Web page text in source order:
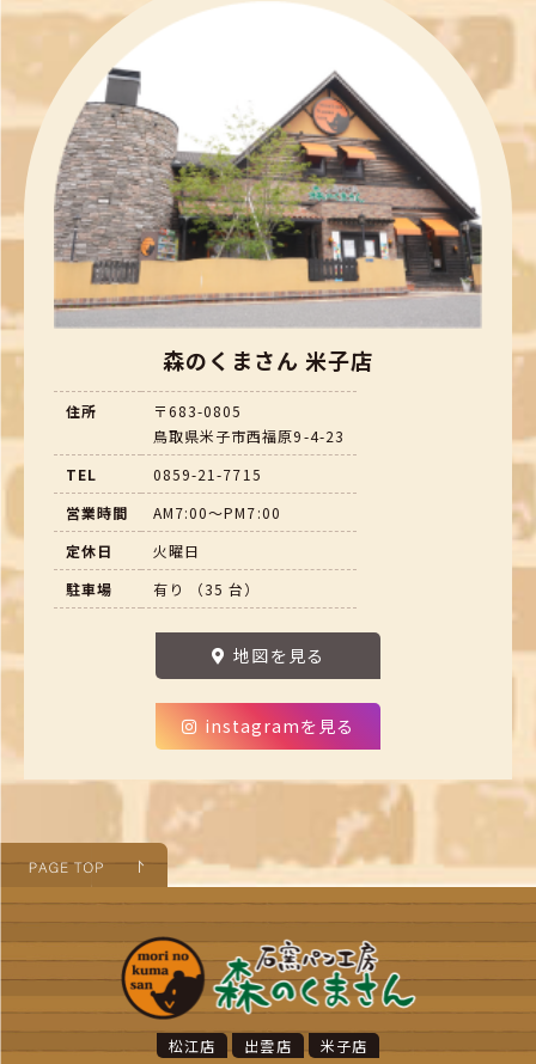
森のくまさん 米子店
住所
〒683-0805
鳥取県米子市西福原9-4-23
TEL
0859-21-7715
営業時間
AM7:00～PM7:00
定休日
火曜日
駐車場
有り （35 台）
地図を見る
instagramを見る
松江店 出雲店 米子店